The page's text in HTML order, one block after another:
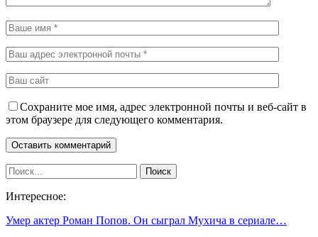
Сохраните мое имя, адрес электронной почты и веб-сайт в
этом браузере для следующего комментария.
Интересное:
Умер актер Роман Попов. Он сыграл Мухича в сериале…